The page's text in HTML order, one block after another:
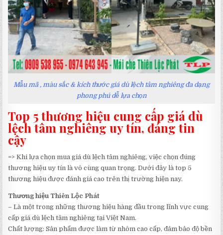
Mẫu mã , màu sắc & kích thước giá dù lệch tâm nghiêng đa dạng
phong phú dễ lựa chọn
Top 5 thương hiệu cung cấp giá dù
lệch tâm nghiêng uy tín, đáng tin
cậy
=> Khi lựa chọn mua giá dù lệch tâm nghiêng, việc chọn đúng
thương hiệu uy tín là vô cùng quan trọng. Dưới đây là top 5
thương hiệu được đánh giá cao trên thị trường hiện nay.
Thương hiệu Thiên Lộc Phát
– Là một trong những thương hiệu hàng đầu trong lĩnh vực cung
cấp giá dù lệch tâm nghiêng tại Việt Nam.
Chất lượng: Sản phẩm được làm từ nhôm cao cấp, đảm bảo độ bền